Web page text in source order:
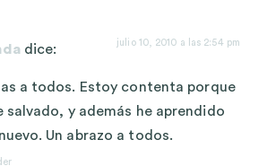
dice: julio 10, 2010 a las 2:54 pm
a todos. Estoy contenta porque
salvado, y además he aprendido
Un abrazo a todos.